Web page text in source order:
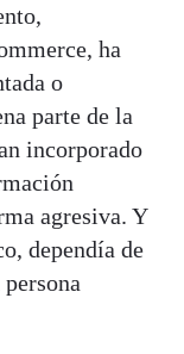
ha
o
parte de la
incorporado
agresiva. Y
dependía de